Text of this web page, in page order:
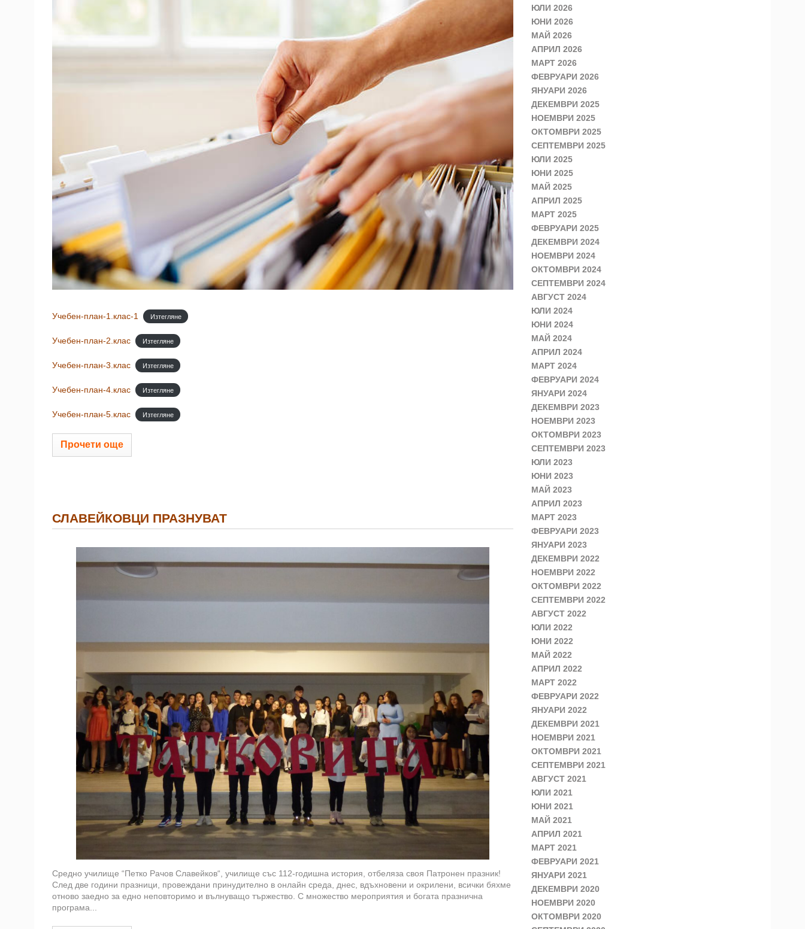
Учебен-план-1.клас-1 Изтегляне
Учебен-план-2.клас Изтегляне
Учебен-план-3.клас Изтегляне
Учебен-план-4.клас Изтегляне
Учебен-план-5.клас Изтегляне
Прочети още
СЛАВЕЙКОВЦИ ПРАЗНУВАТ
Средно училище “Петко Рачов Славейков“, училище със 112-годишна история, отбеляза своя Патронен празник!
След две години празници, провеждани принудително в онлайн среда, днес, вдъхновени и окрилени, всички бяхме
отново заедно за едно неповторимо и вълнуващо тържество. С множество мероприятия и богата празнична
програма...
ЮЛИ 2026
ЮНИ 2026
МАЙ 2026
АПРИЛ 2026
МАРТ 2026
ФЕВРУАРИ 2026
ЯНУАРИ 2026
ДЕКЕМВРИ 2025
НОЕМВРИ 2025
ОКТОМВРИ 2025
СЕПТЕМВРИ 2025
ЮЛИ 2025
ЮНИ 2025
МАЙ 2025
АПРИЛ 2025
МАРТ 2025
ФЕВРУАРИ 2025
ДЕКЕМВРИ 2024
НОЕМВРИ 2024
ОКТОМВРИ 2024
СЕПТЕМВРИ 2024
АВГУСТ 2024
ЮЛИ 2024
ЮНИ 2024
МАЙ 2024
АПРИЛ 2024
МАРТ 2024
ФЕВРУАРИ 2024
ЯНУАРИ 2024
ДЕКЕМВРИ 2023
НОЕМВРИ 2023
ОКТОМВРИ 2023
СЕПТЕМВРИ 2023
ЮЛИ 2023
ЮНИ 2023
МАЙ 2023
АПРИЛ 2023
МАРТ 2023
ФЕВРУАРИ 2023
ЯНУАРИ 2023
ДЕКЕМВРИ 2022
НОЕМВРИ 2022
ОКТОМВРИ 2022
СЕПТЕМВРИ 2022
АВГУСТ 2022
ЮЛИ 2022
ЮНИ 2022
МАЙ 2022
АПРИЛ 2022
МАРТ 2022
ФЕВРУАРИ 2022
ЯНУАРИ 2022
ДЕКЕМВРИ 2021
НОЕМВРИ 2021
ОКТОМВРИ 2021
СЕПТЕМВРИ 2021
АВГУСТ 2021
ЮЛИ 2021
ЮНИ 2021
МАЙ 2021
АПРИЛ 2021
МАРТ 2021
ФЕВРУАРИ 2021
ЯНУАРИ 2021
ДЕКЕМВРИ 2020
НОЕМВРИ 2020
ОКТОМВРИ 2020